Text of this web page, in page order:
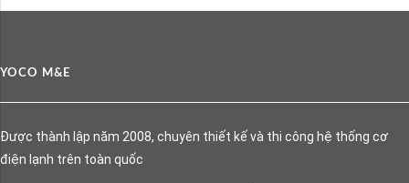
YOCO M&E
Được thành lập năm 2008, chuyên thiết kế và thi công hệ thống cơ
điện lạnh trên toàn quốc